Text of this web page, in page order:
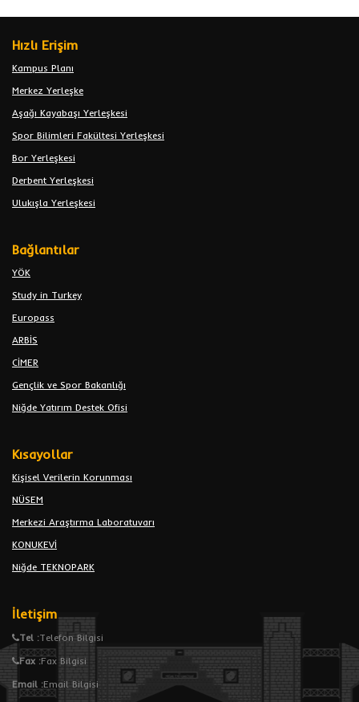
Hızlı Erişim
Kampus Planı
Merkez Yerleşke
Aşağı Kayabaşı Yerleşkesi
Spor Bilimleri Fakültesi Yerleşkesi
Bor Yerleşkesi
Derbent Yerleşkesi
Ulukışla Yerleşkesi
Bağlantılar
YÖK
Study in Turkey
Europass
ARBİS
CİMER
Gençlik ve Spor Bakanlığı
Niğde Yatırım Destek Ofisi
Kısayollar
Kişisel Verilerin Korunması
NÜSEM
Merkezi Araştırma Laboratuvarı
KONUKEVİ
Niğde TEKNOPARK
İletişim
Tel :Telefon Bilgisi
Fax :Fax Bilgisi
Email :Email Bilgisi